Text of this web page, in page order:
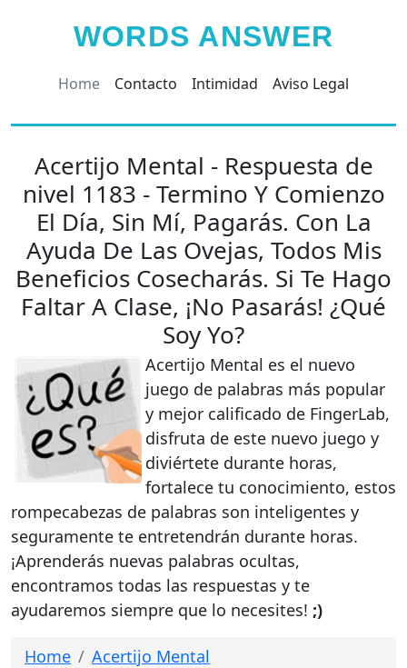
WORDS ANSWER
Home Contacto Intimidad Aviso Legal
Acertijo Mental - Respuesta de
nivel 1183 - Termino Y Comienzo
El Día, Sin Mí, Pagarás. Con La
Ayuda De Las Ovejas, Todos Mis
Beneficios Cosecharás. Si Te Hago
Faltar A Clase, ¡No Pasarás! ¿Qué
Soy Yo?
Acertijo Mental es el nuevo
juego de palabras más popular
y mejor calificado de FingerLab,
disfruta de este nuevo juego y
diviértete durante horas,
fortalece tu conocimiento, estos
rompecabezas de palabras son inteligentes y
seguramente te entretendrán durante horas.
¡Aprenderás nuevas palabras ocultas,
encontramos todas las respuestas y te
ayudaremos siempre que lo necesites! ;)
Home
Acertijo Mental